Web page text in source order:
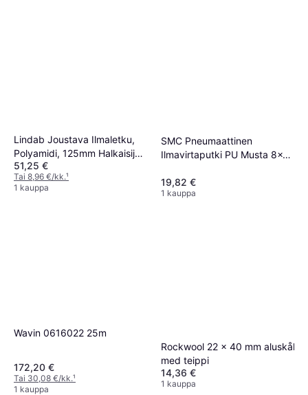
Lindab Joustava Ilmaletku,
Polyamidi, 125mm Halkaisija,
10m Pituus
51,25 €
Tai 8,96 €/kk.¹
1 kauppa
SMC Pneumaattinen
Ilmavirtaputki PU Musta 8x6
19,82 €
1 kauppa
Wavin 0616022 25m
172,20 €
Tai 30,08 €/kk.¹
1 kauppa
Rockwool 22 x 40 mm aluskål
med teippi
14,36 €
1 kauppa